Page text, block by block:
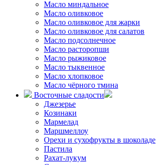
Масло миндальное
Масло оливковое
Масло оливковое для жарки
Масло оливковое для салатов
Масло подсолнечное
Масло расторопши
Масло рыжиковое
Масло тыквенное
Масло хлопковое
Масло чёрного тмина
Восточные сладости
Джезерье
Козинаки
Мармелад
Маршмеллоу
Орехи и сухофрукты в шоколаде
Пастила
Рахат-лукум